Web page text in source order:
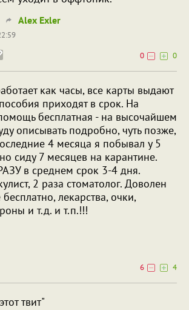
Alex Exler
0
0
как часы, все карты выдают
приходят в срок. На
бесплатная - на высочайшем
описывать подробно, чуть позже,
4 месяца я побывал у 5
сиду 7 месяцев на карантине.
в среднем срок 3-4 дня.
2 раза стоматолог. Доволен
лекарства, очки,
и т.д. и т.п.!!!
6
4
твит"